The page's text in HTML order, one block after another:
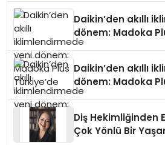
Daikin’den akıllı
dönem: Madoka
Daikin’den akıllı
dönem: Madoka
Diş Hekimliğinden
Çok Yönlü Bir